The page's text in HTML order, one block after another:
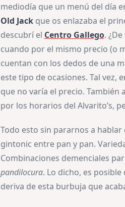
mediodía que un menú del día
Old Jackque os enlazaba el
descubrí el Centro Gallego.
cuando por el mismo precio (o
cuentan con los dedos de una
este tipo de ocasiones. Tal vez,
que no varía el precio. También
por los horarios del Alvarito’s,
Todo esto sin pararnos a
gintonic entre pan y pan.
Combinaciones demenciales
pandilocura. Lo dicho, es
deriva de esta burbuja que